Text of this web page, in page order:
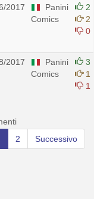
2017
Panini
Comics
2
2
0
2017
Panini
Comics
3
1
1
2 Successivo